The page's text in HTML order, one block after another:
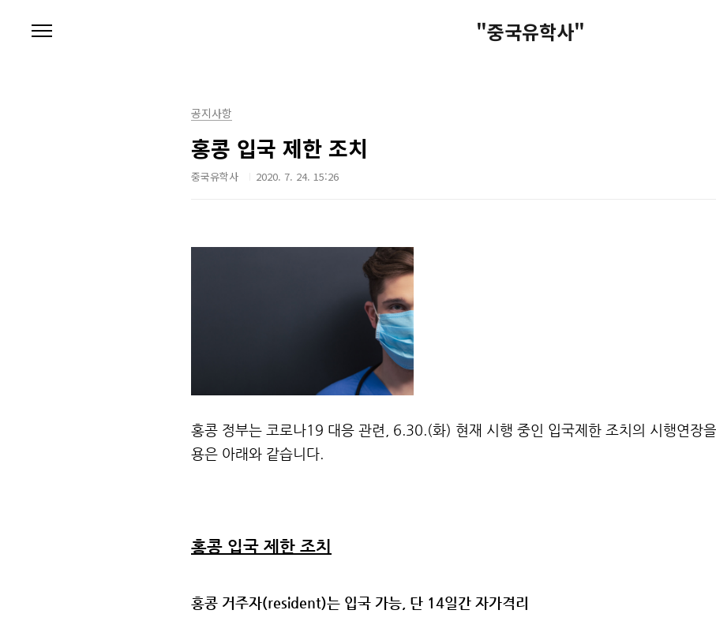
"중국유학사"
공지사항
홍콩 입국 제한 조치
중국유학사 2020. 7. 24. 15:26
홍콩 정부는 코로나19 대응 관련, 6.30.(화) 현재 시행 중인 입국제한 조치의 시행연장
용은 아래와 같습니다.
홍콩 입국 제한 조치
홍콩 거주자(resident)는 입국 가능, 단 14일간 자가격리